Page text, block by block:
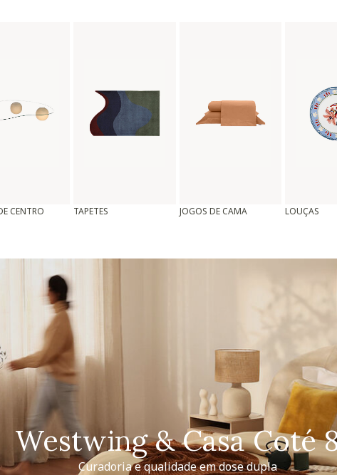
CENTRO TAPETES JOGOS DE CAMA LOUÇAS
Westwing & Casa Coté
Curadoria e qualidade em dose dupla